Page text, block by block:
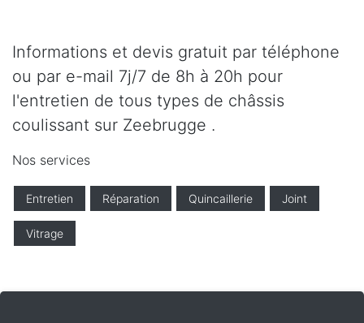
Informations et devis gratuit par téléphone
ou par e-mail 7j/7 de 8h à 20h pour
l'entretien de tous types de châssis
coulissant sur Zeebrugge .
Nos services
Entretien Réparation Quincaillerie Joint
Vitrage